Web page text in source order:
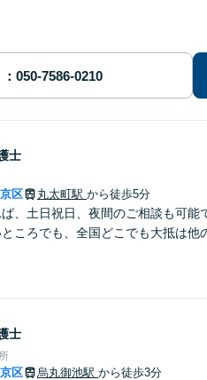
士
区 丸太町駅 から徒歩5分
、土日祝日、夜間のご相談も可
ころでも、全国どこでも大抵は他
士
区 烏丸御池駅 から徒歩3分